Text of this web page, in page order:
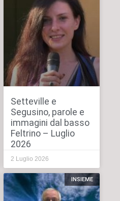
Setteville e
Segusino, parole e
immagini dal basso
Feltrino – Luglio
2026
2 Luglio 2026
INSIEME